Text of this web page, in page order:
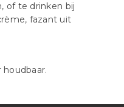
of te drinken bij
fazant uit